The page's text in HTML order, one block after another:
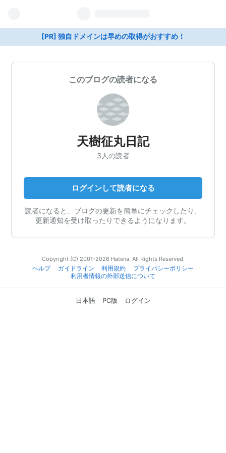
[PR] 独自ドメインは早めの取得がおすすめ！
このブログの読者になる
天樹征丸日記
3人の読者
ログインして読者になる
読者になると、ブログの更新を簡単にチェックしたり、
更新通知を受け取ったりできるようになります。
Copyright (C) 2001-2026 Hatena. All Rights Reserved.
ヘルプ
ガイドライン 利用規約
プライバシーポリシー
利用者情報の外部送信について
日本語 PC版 ログイン